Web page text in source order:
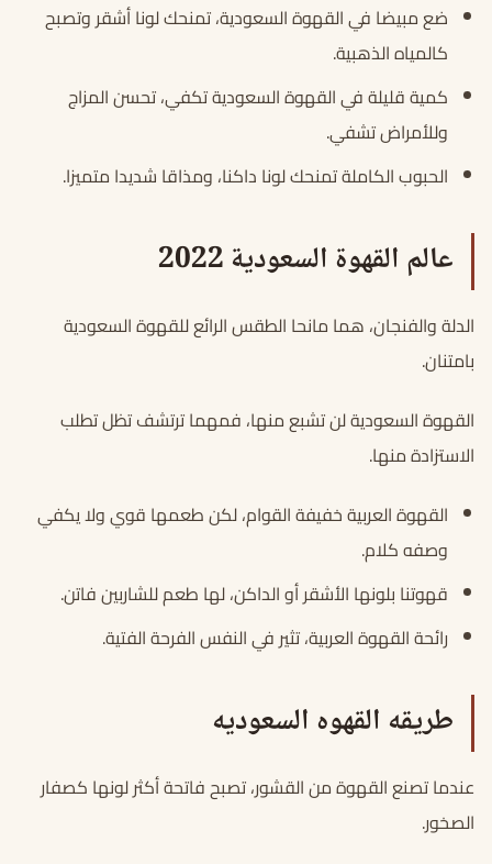
ضع مبيضا في القهوة السعودية، تمنحك لونا أشقر وتصبح
كالمياه الذهبية.
كمية قليلة في القهوة السعودية تكفي، تحسن المزاج
وللأمراض تشفي.
الحبوب الكاملة تمنحك لونا داكنا، ومذاقا شديدا متميزا.
عالم القهوة السعودية 2022
الدلة والفنجان، هما مانحا الطقس الرائع للقهوة السعودية
بامتنان.
القهوة السعودية لن تشبع منها، فمهما ترتشف تظل تطلب
الاستزادة منها.
القهوة العربية خفيفة القوام، لكن طعمها قوي ولا يكفي
وصفه كلام.
قهوتنا بلونها الأشقر أو الداكن، لها طعم للشاربين فاتن.
رائحة القهوة العربية، تثير في النفس الفرحة الفتية.
طريقه القهوه السعوديه
عندما تصنع القهوة من القشور، تصبح فاتحة أكثر لونها كصفار
الصخور.